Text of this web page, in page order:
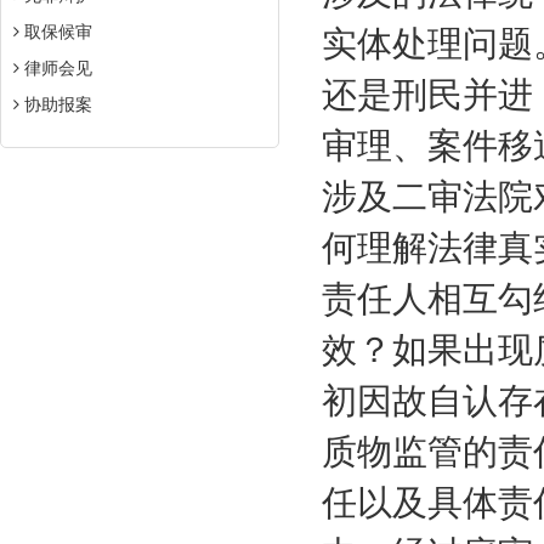
取保候审
律师会见
协助报案
实体处理问
还是刑民并
审理、案件
涉及二审法
何理解法律
责任人相互
效？如果出
初因故自认
质物监管的
任以及具体